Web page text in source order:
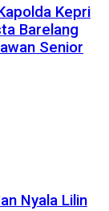
Kepri
Barelang
Senior
Nyala Lilin